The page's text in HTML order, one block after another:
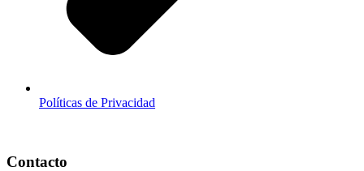
Políticas de Privacidad
Contacto